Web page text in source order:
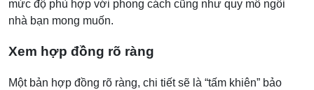
mức độ phù hợp với phong cách cũng như quy mô ngôi
nhà bạn mong muốn.
Xem hợp đồng rõ ràng
Một bản hợp đồng rõ ràng, chi tiết sẽ là “tấm khiên” bảo